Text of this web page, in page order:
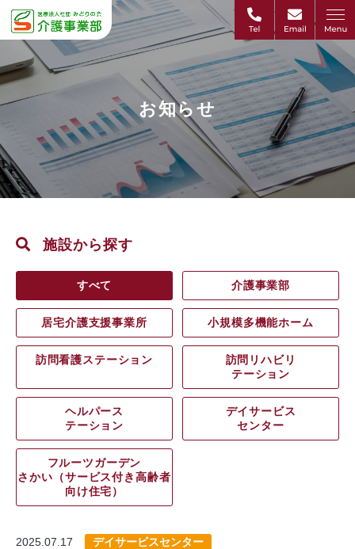
お知らせ
施設から探す
すべて 介護事業部
居宅介護支援事業所 小規模多機能ホーム
訪問看護ステーション
訪問リハビリ
テーション
ヘルパース
テーション
デイサービス
センター
フルーツガーデン
さかい（サービス付き高齢者
向け住宅）
2025.07.17 デイサービスセンター